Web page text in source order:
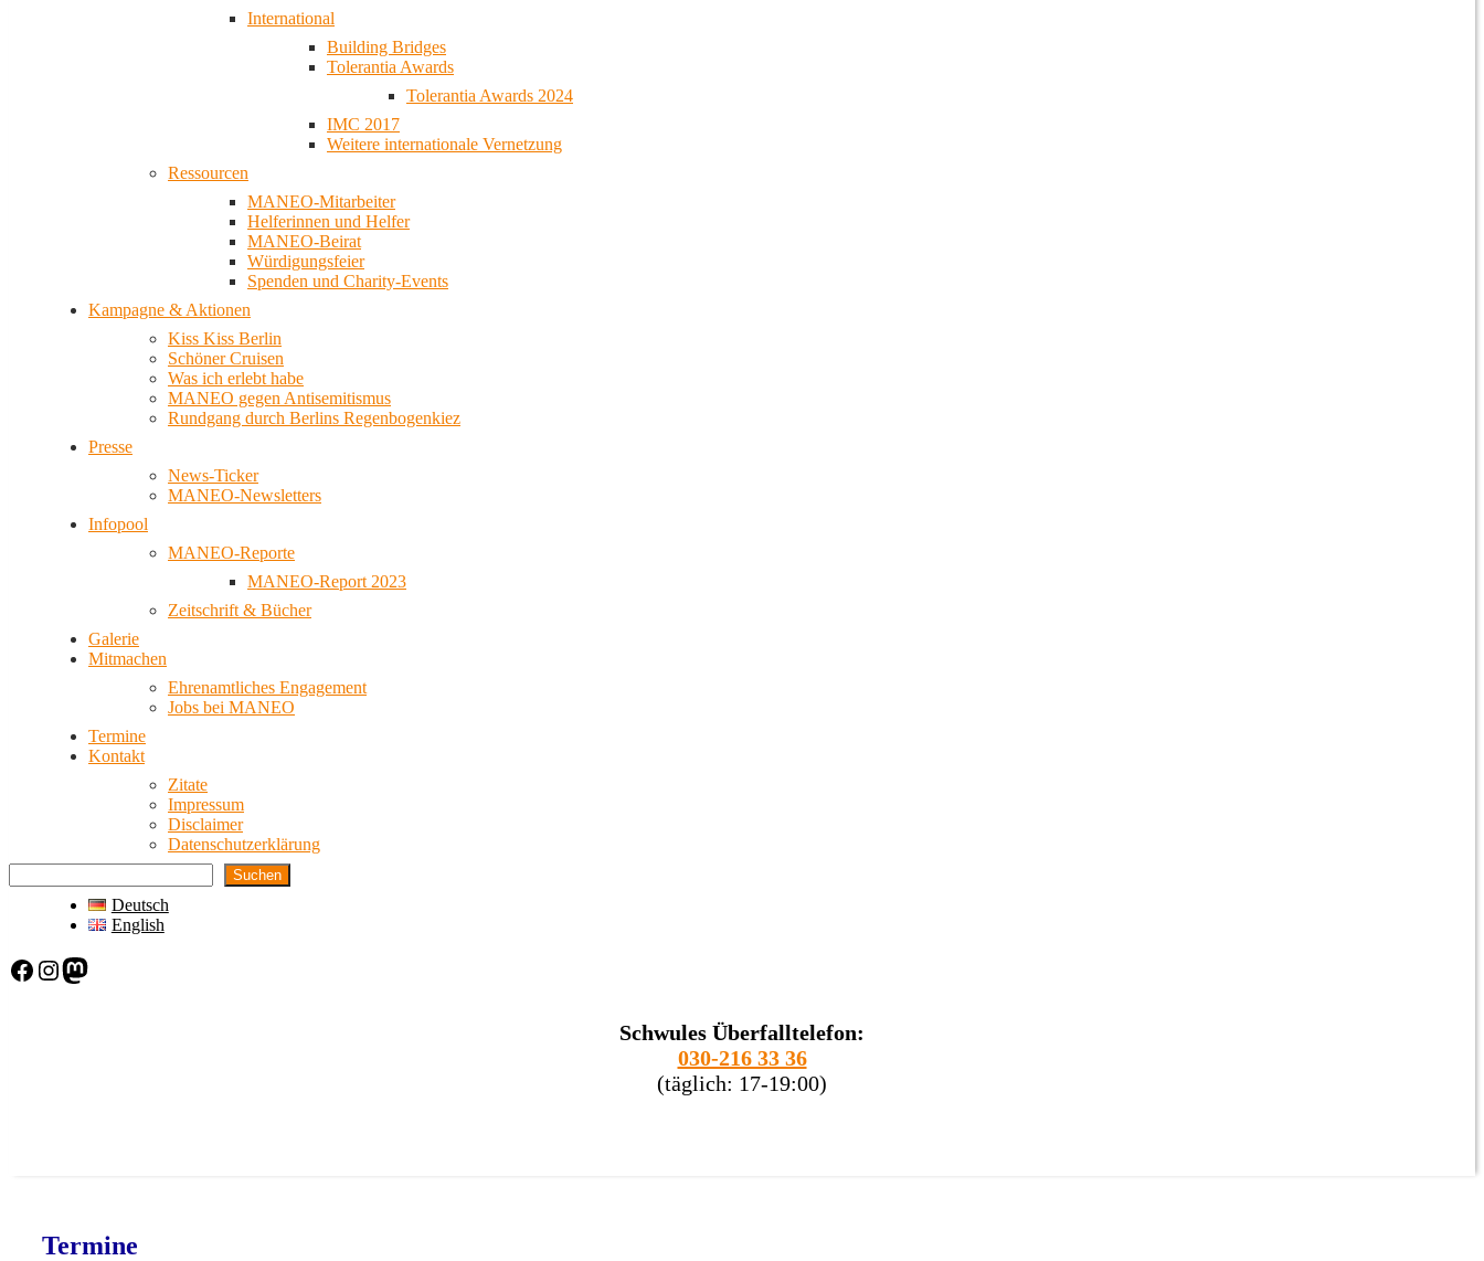
International
Building Bridges
Tolerantia Awards
Tolerantia Awards 2024
IMC 2017
Weitere internationale Vernetzung
Ressourcen
MANEO-Mitarbeiter
Helferinnen und Helfer
MANEO-Beirat
Würdigungsfeier
Spenden und Charity-Events
Kampagne & Aktionen
Kiss Kiss Berlin
Schöner Cruisen
Was ich erlebt habe
MANEO gegen Antisemitismus
Rundgang durch Berlins Regenbogenkiez
Presse
News-Ticker
MANEO-Newsletters
Infopool
MANEO-Reporte
MANEO-Report 2023
Zeitschrift & Bücher
Galerie
Mitmachen
Ehrenamtliches Engagement
Jobs bei MANEO
Termine
Kontakt
Zitate
Impressum
Disclaimer
Datenschutzerklärung
Suchen
Deutsch
English
Facebook Instagram Mastodon
Schwules Überfalltelefon:
030-216 33 36
(täglich: 17-19:00)
Termine